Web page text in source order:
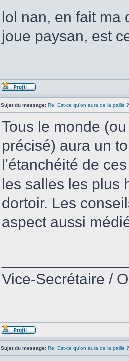
lol nan, en fait ma
joue paysan, est
Sujet du message: Re: Est-ce qu'on aura de la paille ?
Tous le monde
précisé) aura un
l'étanchéité de
les salles les plus
dortoir. Les
aspect aussi
Vice-Secrétaire /
Sujet du message: Re: Est-ce qu'on aura de la paille ?